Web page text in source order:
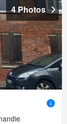
4 Photos